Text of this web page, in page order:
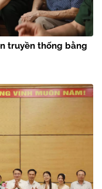
truyền thống bằng